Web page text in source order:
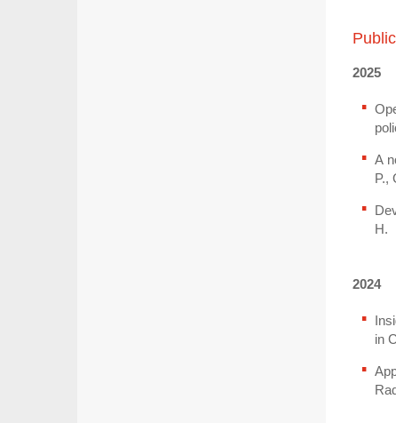
2025
A
P.,
H.
2024
in